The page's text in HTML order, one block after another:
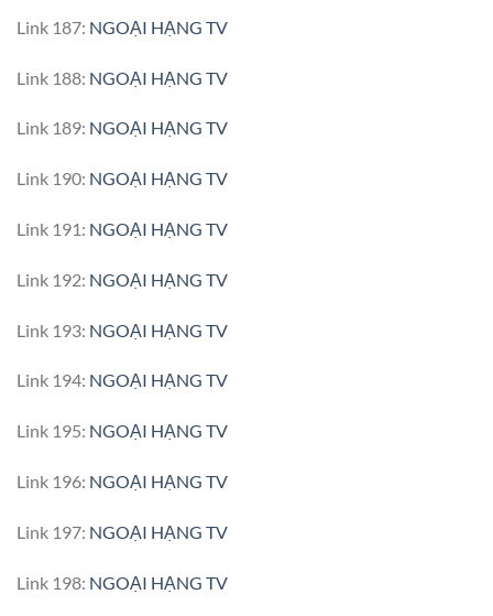
Link 187: NGOẠI HẠNG TV
Link 188: NGOẠI HẠNG TV
Link 189: NGOẠI HẠNG TV
Link 190: NGOẠI HẠNG TV
Link 191: NGOẠI HẠNG TV
Link 192: NGOẠI HẠNG TV
Link 193: NGOẠI HẠNG TV
Link 194: NGOẠI HẠNG TV
Link 195: NGOẠI HẠNG TV
Link 196: NGOẠI HẠNG TV
Link 197: NGOẠI HẠNG TV
Link 198: NGOẠI HẠNG TV